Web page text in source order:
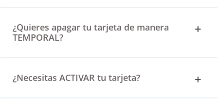
¿Quieres apagar tu tarjeta de manera
TEMPORAL?
¿Necesitas ACTIVAR tu tarjeta?